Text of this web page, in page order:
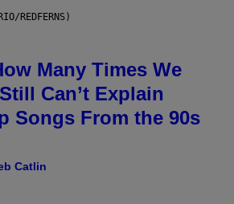
REDFERNS)
Many Times We
Can’t Explain
Songs From the 90s
Catlin